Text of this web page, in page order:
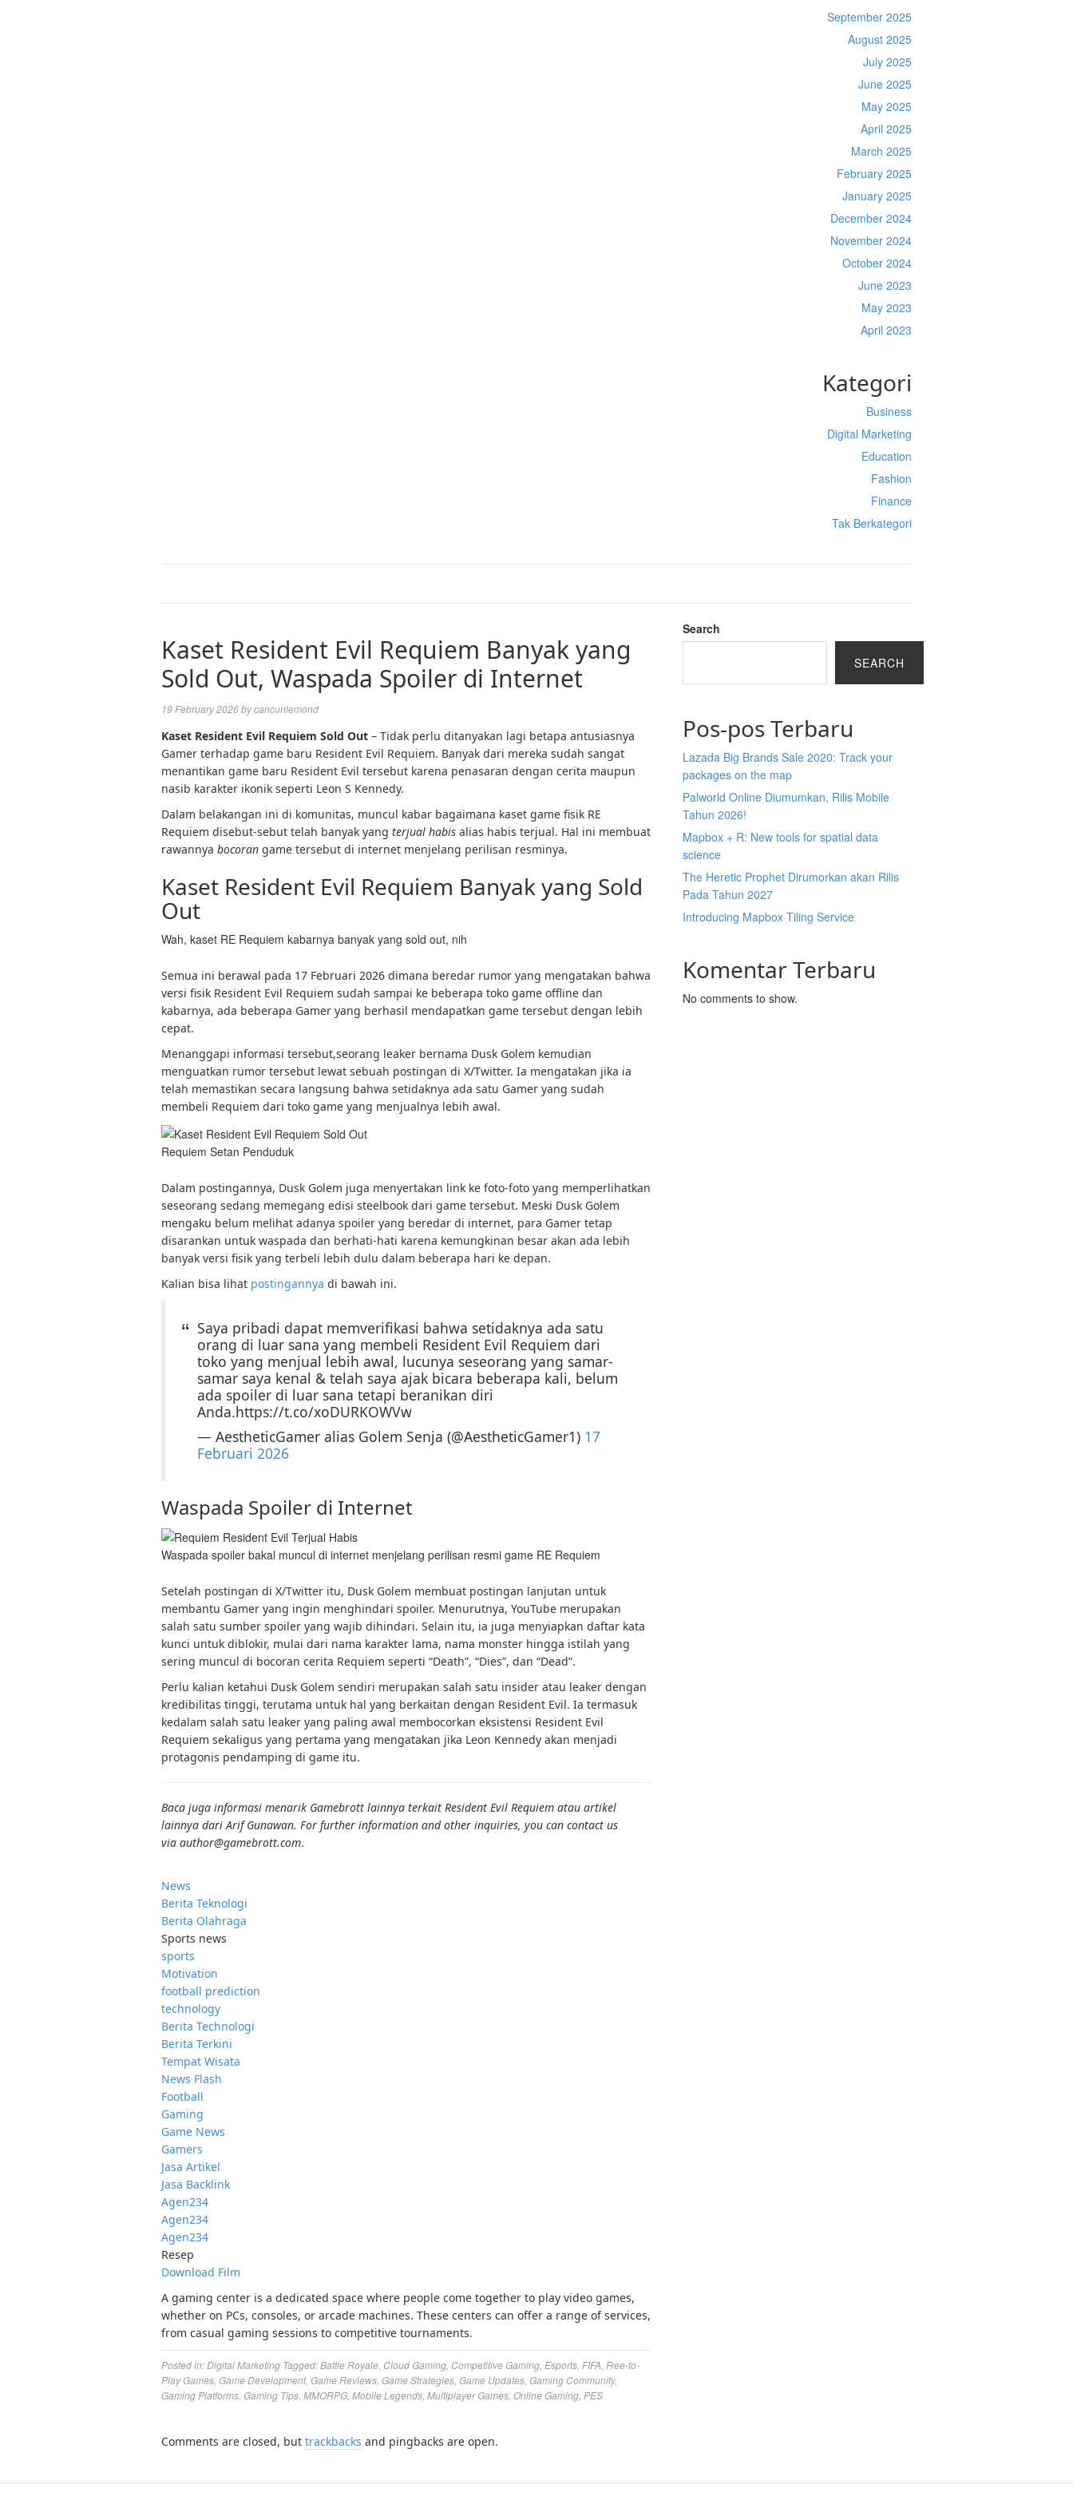
September 2025
August 2025
July 2025
June 2025
May 2025
April 2025
March 2025
February 2025
January 2025
December 2024
November 2024
October 2024
June 2023
May 2023
April 2023
Kategori
Business
Digital Marketing
Education
Fashion
Finance
Tak Berkategori
Kaset Resident Evil Requiem Banyak yang
Sold Out, Waspada Spoiler di Internet
19 February 2026bycancunlemond
Kaset Resident Evil Requiem Sold Out – Tidak perlu ditanyakan lagi betapa antusiasnya
Gamer terhadap game baru Resident Evil Requiem. Banyak dari mereka sudah sangat
menantikan game baru Resident Evil tersebut karena penasaran dengan cerita maupun
nasib karakter ikonik seperti Leon S Kennedy.
Dalam belakangan ini di komunitas, muncul kabar bagaimana kaset game fisik RE
Requiem disebut-sebut telah banyak yang terjual habis alias habis terjual. Hal ini membuat
rawannya bocoran game tersebut di internet menjelang perilisan resminya.
Kaset Resident Evil Requiem Banyak yang Sold
Out
Wah, kaset RE Requiem kabarnya banyak yang sold out, nih
Semua ini berawal pada 17 Februari 2026 dimana beredar rumor yang mengatakan bahwa
versi fisik Resident Evil Requiem sudah sampai ke beberapa toko game offline dan
kabarnya, ada beberapa Gamer yang berhasil mendapatkan game tersebut dengan lebih
cepat.
Menanggapi informasi tersebut,seorang leaker bernama Dusk Golem kemudian
menguatkan rumor tersebut lewat sebuah postingan di X/Twitter. Ia mengatakan jika ia
telah memastikan secara langsung bahwa setidaknya ada satu Gamer yang sudah
membeli Requiem dari toko game yang menjualnya lebih awal.
Requiem Setan Penduduk
Dalam postingannya, Dusk Golem juga menyertakan link ke foto-foto yang memperlihatkan
seseorang sedang memegang edisi steelbook dari game tersebut. Meski Dusk Golem
mengaku belum melihat adanya spoiler yang beredar di internet, para Gamer tetap
disarankan untuk waspada dan berhati-hati karena kemungkinan besar akan ada lebih
banyak versi fisik yang terbeli lebih dulu dalam beberapa hari ke depan.
Kalian bisa lihat postingannya di bawah ini.
Saya pribadi dapat memverifikasi bahwa setidaknya ada satu
orang di luar sana yang membeli Resident Evil Requiem dari
toko yang menjual lebih awal, lucunya seseorang yang samar-
samar saya kenal & telah saya ajak bicara beberapa kali, belum
ada spoiler di luar sana tetapi beranikan diri
Anda.https://t.co/xoDURKOWVw
— AestheticGamer alias Golem Senja (@AestheticGamer1) 17
Februari 2026
Waspada Spoiler di Internet
Waspada spoiler bakal muncul di internet menjelang perilisan resmi game RE Requiem
Setelah postingan di X/Twitter itu, Dusk Golem membuat postingan lanjutan untuk
membantu Gamer yang ingin menghindari spoiler. Menurutnya, YouTube merupakan
salah satu sumber spoiler yang wajib dihindari. Selain itu, ia juga menyiapkan daftar kata
kunci untuk diblokir, mulai dari nama karakter lama, nama monster hingga istilah yang
sering muncul di bocoran cerita Requiem seperti “Death”, “Dies”, dan “Dead”.
Perlu kalian ketahui Dusk Golem sendiri merupakan salah satu insider atau leaker dengan
kredibilitas tinggi, terutama untuk hal yang berkaitan dengan Resident Evil. Ia termasuk
kedalam salah satu leaker yang paling awal membocorkan eksistensi Resident Evil
Requiem sekaligus yang pertama yang mengatakan jika Leon Kennedy akan menjadi
protagonis pendamping di game itu.
Baca juga informasi menarik Gamebrott lainnya terkait Resident Evil Requiem atau artikel
lainnya dari Arif Gunawan. For further information and other inquiries, you can contact us
via author@gamebrott.com.
News
Berita Teknologi
Berita Olahraga
Sports news
sports
Motivation
football prediction
technology
Berita Technologi
Berita Terkini
Tempat Wisata
News Flash
Football
Gaming
Game News
Gamers
Jasa Artikel
Jasa Backlink
Agen234
Agen234
Agen234
Resep
Download Film
A gaming center is a dedicated space where people come together to play video games,
whether on PCs, consoles, or arcade machines. These centers can offer a range of services,
from casual gaming sessions to competitive tournaments.
Posted in:Digital Marketing Tagged:Battle Royale Cloud Gaming Competitive Gaming Esports FIFA Free-to-
Play Games Game Development, Game Reviews Game Strategies Game Updates Gaming Community,
Gaming Platforms Gaming Tips MMORPG Mobile Legends Multiplayer Games Online Gaming PES
Comments are closed, but trackbacks and pingbacks are open.
Search
SEARCH
Pos-pos Terbaru
Lazada Big Brands Sale 2020: Track your
packages on the map
Palworld Online Diumumkan, Rilis Mobile
Tahun 2026!
Mapbox + R: New tools for spatial data
science
The Heretic Prophet Dirumorkan akan Rilis
Pada Tahun 2027
Introducing Mapbox Tiling Service
Komentar Terbaru
No comments to show.